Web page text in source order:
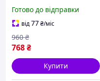
FOMAR (FO 923981) Fomar
Borg Automotive
Готово до відправки
від77₴/міс
768₴
960 ₴
Купити